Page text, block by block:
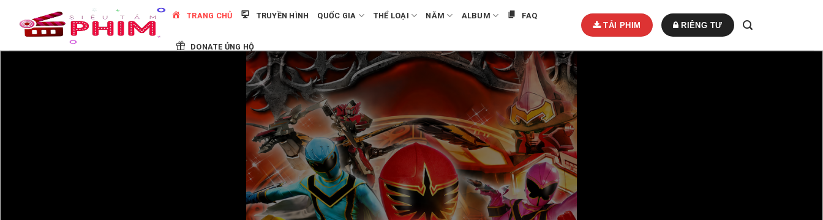
TRANG CHỦ TRUYỀN HÌNH QUỐC GIA THỂ LOẠI NĂM ALBUM FAQ
DONATE ỦNG HỘ